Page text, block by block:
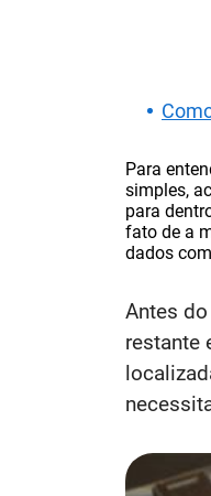
Para
simples,
para
fato de a
dados
Antes
restante